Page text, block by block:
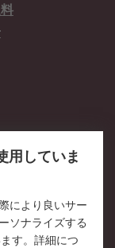
用していま
により良いサー
ソナライズする
す。詳細につ